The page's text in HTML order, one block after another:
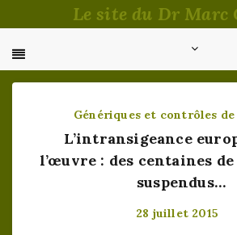
au
Le site du Dr Marc
Génériques et contrôles
L’intransigeance
l’œuvre : des centaines
suspendus…
28 juillet 2015